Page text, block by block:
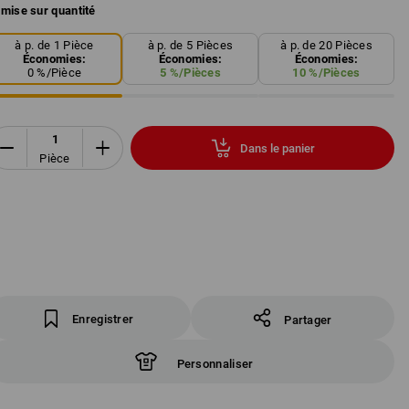
sur quantité
à p. de 1 Pièce
Économies:
0%/Pièce
à p. de 5 Pièces
Économies:
5 %/Pièces
à p. de 20 Pièces
Économies:
10%/Pièces
Pièce
Dans le panier
Enregistrer Partager
Personnaliser